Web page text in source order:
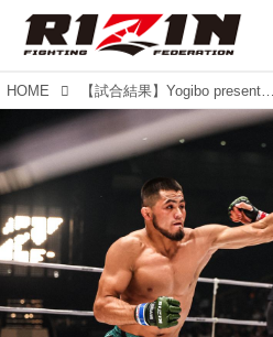
HOME 【試合結果】Yogibo presents RIZIN.48 第8試合／フアン・アーチュレッタ vs. ラジャブアリ・シェイドゥラエフ